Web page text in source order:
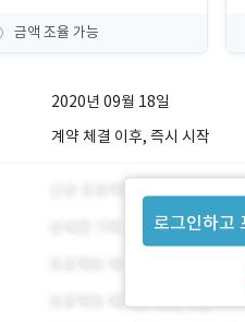
금액 조율 가능
2020년 09월 18일
로그인하고
계약 체결 이후, 즉시 시작